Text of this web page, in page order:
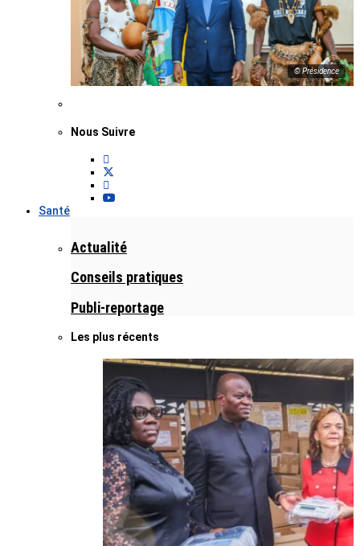
© Présidence
Nous Suivre
Santé
Actualité
Conseils pratiques
Publi-reportage
Les plus récents